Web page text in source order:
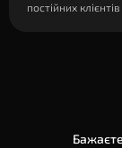
постійних